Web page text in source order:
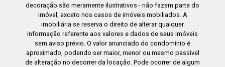
decoração são meramente ilustrativos - não fazem parte do
imóvel, exceto nos casos de imóveis mobiliados. A
imobiliária se reserva o direito de alterar qualquer
informação referente aos valores e dados de seus imóveis
sem aviso prévio. O valor anunciado do condomínio é
aproximado, podendo ser maior, menor ou mesmo passível
de alteração no decorrer da locação. Pode ocorrer de algum